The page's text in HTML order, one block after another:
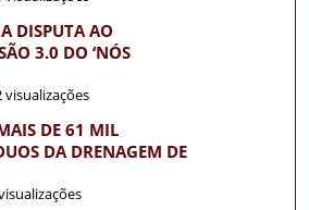
DISPUTA AO
3.0 DO ‘NÓS
visualizações
DE 61 MIL
DA DRENAGEM DE